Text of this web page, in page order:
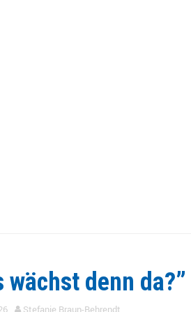
wächst denn da?”
Stefanie Braun-Behrendt